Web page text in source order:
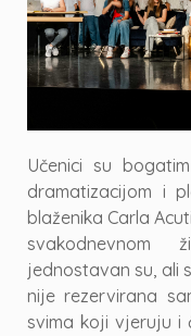
Učenici su
dramatizacijom i
blaženika Carla
jednostavan su, ali
nije rezervirana
svima koji vjeruju i